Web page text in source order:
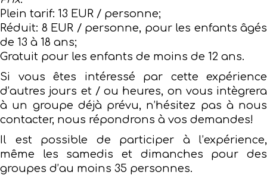
Plein tarif: 13 EUR / personne;
Réduit: 8 EUR / personne, pour les enfants âgés
de 13 à 18 ans;
Gratuit pour les enfants de moins de 12 ans.
Si vous êtes intéressé par cette expérience
d’autres jours et / ou heures, on vous intègrera
à un groupe déjà prévu, n’hésitez pas à nous
contacter, nous répondrons à vos demandes!
Il est possible de participer à l’expérience,
même les samedis et dimanches pour des
groupes d’au moins 35 personnes.